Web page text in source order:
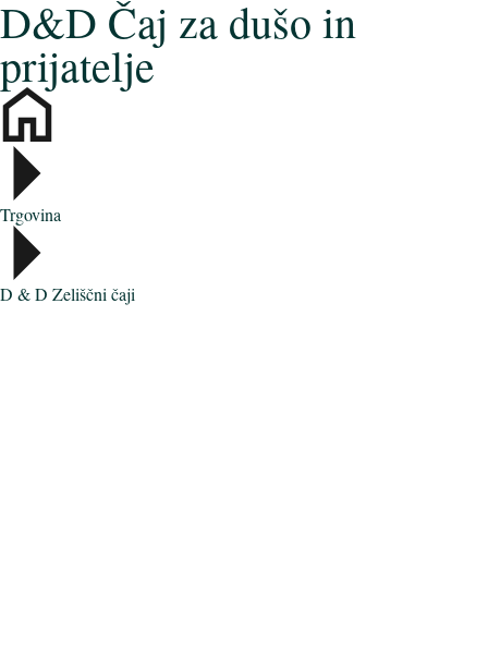
D&D Čaj za dušo in
prijatelje
Trgovina
D & D Zeliščni čaji